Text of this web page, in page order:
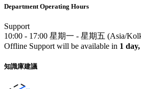
Department Operating Hours
Support
10:00 - 17:00 星期一 - 星期五 (Asia/
Offline Support will be available in 1
知識庫建議